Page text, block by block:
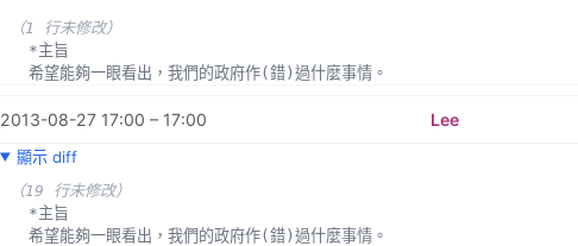
+
+ *法規亦毒氣
+ *主旨
能夠方便地向沒有學過的人引出實際的法條與相關解釋、判例、裁判、決議。
+
+ *Typo Resolver
+ *主旨
+ 開發符合目前主流瀏覽器的擴充功能(extension)，讓大家平時看網頁時，可以
（1 行未修改）
  *主旨
  希望能夠一眼看出，我們的政府作(錯)過什麼事情。
  *連結
+
+ *g0v 新手村遊戲
+ *主旨
+ 協助全球失學兒童重回學校就學，從教育來改善他們的未來。
2013-08-27 17:00 – 17:00 Lee
顯示 diff
（19 行未修改）
  *主旨
  希望能夠一眼看出，我們的政府作(錯)過什麼事情。